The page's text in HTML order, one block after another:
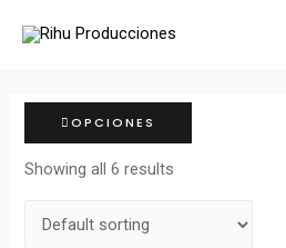
OPCIONES
Showing all 6 results